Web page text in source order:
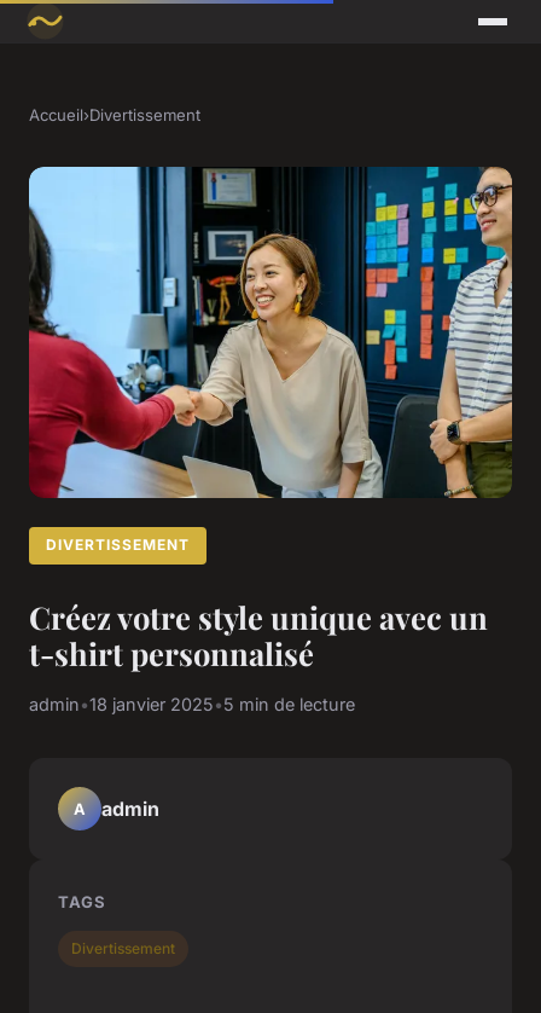
Accueil›Divertissement
DIVERTISSEMENT
Créez votre style unique avec un
t-shirt personnalisé
admin•18 janvier 2025•5 min de lecture
A admin
TAGS
Divertissement